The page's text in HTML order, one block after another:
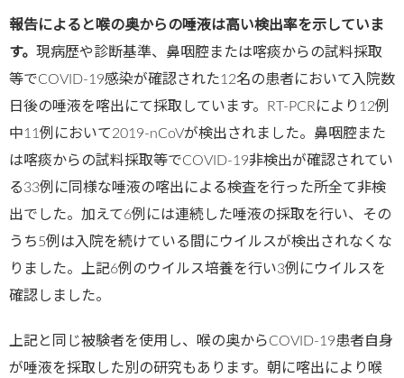
報告によると喉の奥からの唾液は高い検出率を示していま
す。 現病歴や診断基準、鼻咽腔または喀痰からの試料採取
等でCOVID-19感染が確認された12名の患者において入院数
日後の唾液を喀出にて採取しています。RT-PCRにより12例
中11例において2019-nCoVが検出されました。鼻咽腔また
は喀痰からの試料採取等でCOVID-19非検出が確認されてい
る33例に同様な唾液の喀出による検査を行った所全て非検
出でした。加えて6例には連続した唾液の採取を行い、その
うち5例は入院を続けている間にウイルスが検出されなくな
りました。上記6例のウイルス培養を行い3例にウイルスを
確認しました。
上記と同じ被験者を使用し、喉の奥からCOVID-19患者自身
が唾液を採取した別の研究もあります。朝に喀出により喉